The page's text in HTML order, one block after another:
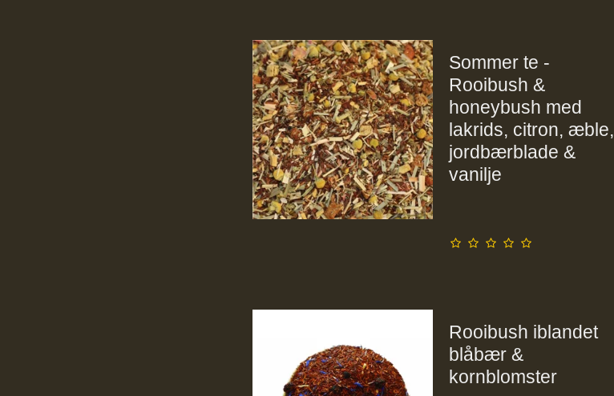
Sommer te -
Rooibush &
honeybush med
lakrids, citron, æble,
jordbærblade &
vanilje
Rooibush iblandet
blåbær &
kornblomster